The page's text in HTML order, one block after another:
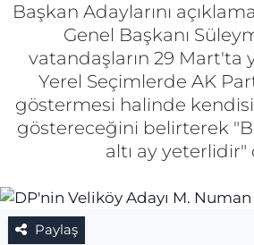
Başkan Adaylarını
Genel Başkanı
vatandaşların 29 Mart'ta
Yerel Seçimlerde AK
göstermesi halinde
göstereceğini belirterek
altı ay yeterlidir"
Paylaş
SAĞLIK
Spor
Gizlilik Sözleşmesi
İletişim
Künye
Son Dakika Haberleri
Haber Arşivi